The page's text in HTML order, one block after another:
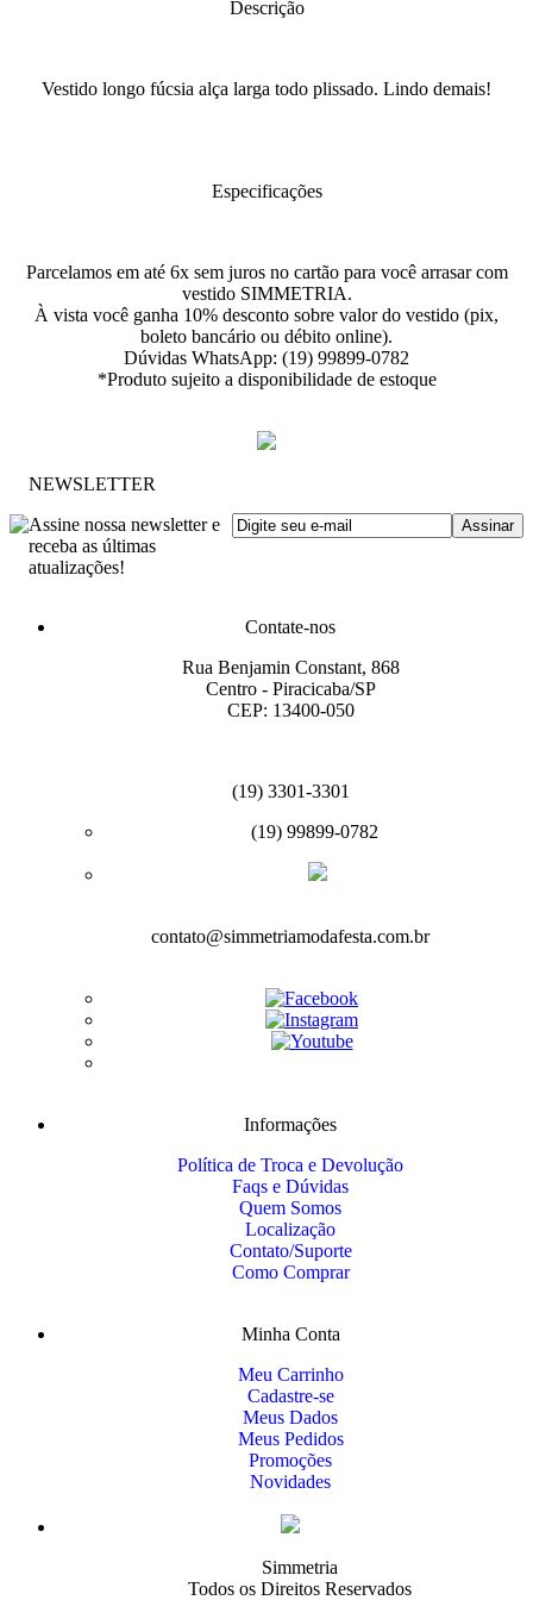
Descrição
Vestido longo fúcsia alça larga todo plissado. Lindo demais!
Especificações
Parcelamos em até 6x sem juros no cartão para você arrasar com
vestido SIMMETRIA.
À vista você ganha 10% desconto sobre valor do vestido (pix,
boleto bancário ou débito online).
Dúvidas WhatsApp: (19) 99899-0782
*Produto sujeito a disponibilidade de estoque
NEWSLETTER
Assine nossa newsletter e
receba as últimas
atualizações!
Contate-nos
Rua Benjamin Constant, 868
Centro - Piracicaba/SP
CEP: 13400-050
(19) 3301-3301
(19) 99899-0782
contato@simmetriamodafesta.com.br
Informações
Política de Troca e Devolução
Faqs e Dúvidas
Quem Somos
Localização
Contato/Suporte
Como Comprar
Minha Conta
Meu Carrinho
Cadastre-se
Meus Dados
Meus Pedidos
Promoções
Novidades
Simmetria
Todos os Direitos Reservados